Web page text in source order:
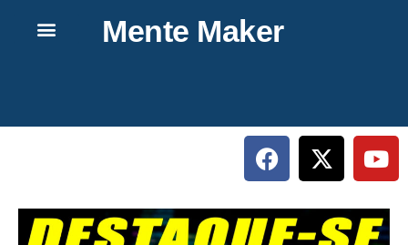
Mente Maker